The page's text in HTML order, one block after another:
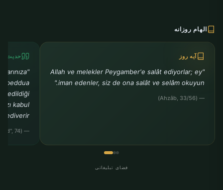
الهام روزانه
آیه روز
"Allah ve melekler Peygamber'e salât ediyorlar; ey
iman edenler, siz de ona salât ve selâm okuyun."
— (Ahzâb, 33/56)
حدیث
beddua
edildiği
kabul
ediverir."
— (Müslim, "Zühd", 74)
فضای تبلیغاتی